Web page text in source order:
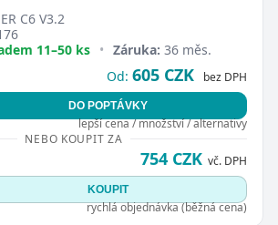
C6 V3.2
11–50 ks • Záruka: 36 měs.
Od: 605 CZK bez DPH
DO POPTÁVKY
lepší cena / množství / alternativy
NEBO KOUPIT ZA
754 CZK vč. DPH
KOUPIT
rychlá objednávka (běžná cena)